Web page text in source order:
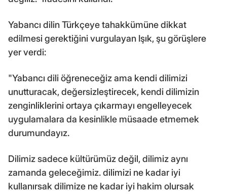
Yabancı dilin Türkçeye tahakkümüne dikkat
edilmesi gerektiğini vurgulayan Işık, şu görüşlere
yer verdi:
"Yabancı dili öğreneceğiz ama kendi dilimizi
unutturacak, değersizleştirecek, kendi dilimizin
zenginliklerini ortaya çıkarmayı engelleyecek
uygulamalara da kesinlikle müsaade etmemek
durumundayız.
Dilimiz sadece kültürümüz değil, dilimiz aynı
zamanda geleceğimiz. dilimizi ne kadar iyi
kullanırsak dilimize ne kadar iyi hakim olursak